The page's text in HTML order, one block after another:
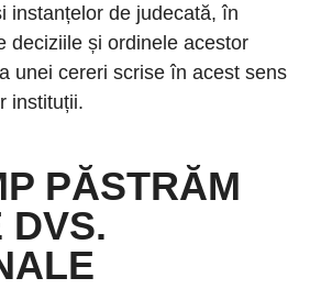
instanțelor de judecată, în
deciziile și ordinele acestor
unei cereri scrise în acest sens
instituții.
PĂSTRĂM
DVS.